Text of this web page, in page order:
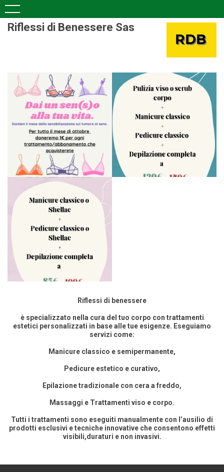
Riflessi di Benessere Sas
Riflessi di benessere
è specializzato nella cura del tuo corpo con trattamenti
estetici personalizzati in base alle tue esigenze. Eseguiamo
servizi come:
Manicure classico e semipermanente,
Pedicure estetico e curativo,
Epilazione tradizionale con cera a freddo,
Massaggi e Trattamenti viso e corpo.
Tutti i trattamenti sono eseguiti manualmente con l’ausilio di
prodotti esclusivi e tecniche innovative che consentono effetti
visibili,duraturi e non invasivi.